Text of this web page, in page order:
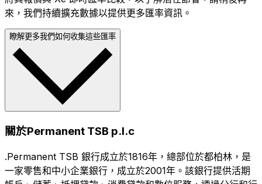
來，我們持續擴充數據以提供更多匯率資訊。
瞭解更多我們如何收集這些匯率
關於Permanent TSB p.l.c
.Permanent TSB 銀行成立於1816年，總部位於都柏林，是
一家零售和中小企業銀行，成立於2001年。該銀行提供活期